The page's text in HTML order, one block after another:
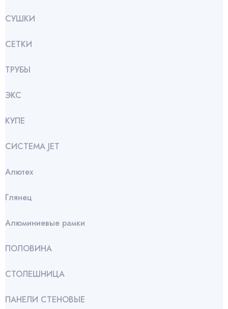
СУШКИ
СЕТКИ
ТРУБЫ
ЭКС
КУПЕ
СИСТЕМА JET
Алютех
Глянец
Алюминиевые рамки
ПОЛОВИНА
СТОЛЕШНИЦА
ПАНЕЛИ СТЕНОВЫЕ